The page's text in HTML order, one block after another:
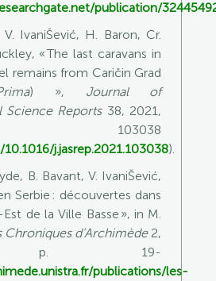
publication/
V. IvaniŠević, H. Baron, Cr.
, « The last caravans in
remains from Caričin Grad
) », Journal of
Science Reports38, 2021,
103038
j.jasrep.2021.103038).
, B. Bavant, V. IvaniŠević,
Serbie : découvertes dans
de la Ville Basse », in M
Chroniques d’Archimède 2,
p. 19-
publications/les-